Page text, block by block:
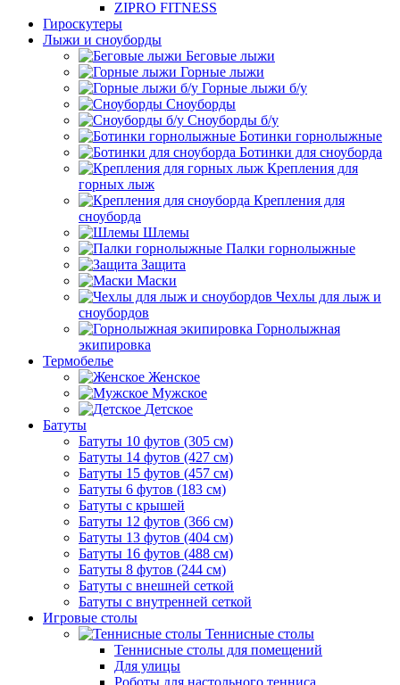
ZIPRO FITNESS
Гироскутеры
Лыжи и сноуборды
Беговые лыжи
Горные лыжи
Горные лыжи б/у
Сноуборды
Сноуборды б/у
Ботинки горнолыжные
Ботинки для сноуборда
Крепления для
горных лыж
Крепления для
сноуборда
Шлемы
Палки горнолыжные
Защита
Маски
Чехлы для лыж и
сноубордов
Горнолыжная
экипировка
Термобелье
Женское
Мужское
Детское
Батуты
Батуты 10 футов (305 см)
Батуты 14 футов (427 см)
Батуты 15 футов (457 см)
Батуты 6 футов (183 см)
Батуты с крышей
Батуты 12 футов (366 см)
Батуты 13 футов (404 см)
Батуты 16 футов (488 см)
Батуты 8 футов (244 см)
Батуты с внешней сеткой
Батуты с внутренней сеткой
Игровые столы
Теннисные столы
Теннисные столы для помещений
Для улицы
Роботы для настольного тенниса